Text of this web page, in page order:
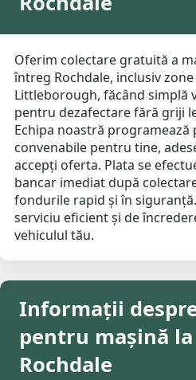
Oferim colectare gratuită a
întreg Rochdale, inclusiv
Littleborough, făcând simplă
pentru dezafectare fără griji
Echipa noastră programează
convenabile pentru tine,
accepți oferta. Plata se
bancar imediat după
fondurile rapid și în
serviciu eficient și de
vehiculul tău.
Informații
pentru mașină
Rochdale